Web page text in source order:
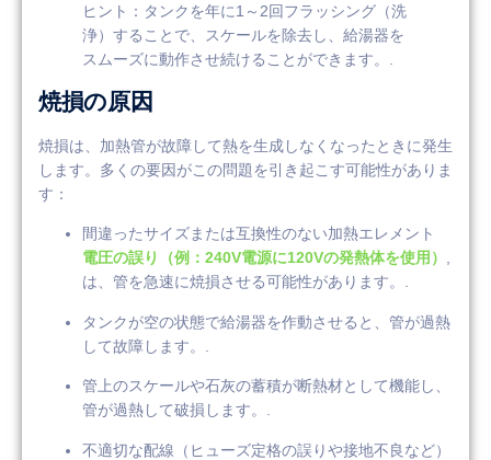
ヒント：タンクを年に1～2回フラッシング（洗
浄）することで、スケールを除去し、給湯器を
スムーズに動作させ続けることができます。.
焼損の原因
焼損は、加熱管が故障して熱を生成しなくなったときに発生
します。多くの要因がこの問題を引き起こす可能性がありま
す：
間違ったサイズまたは互換性のない加熱エレメント
電圧の誤り（例：240V電源に120Vの発熱体を使用） ,
は、管を急速に焼損させる可能性があります。.
タンクが空の状態で給湯器を作動させると、管が過熱
して故障します。.
管上のスケールや石灰の蓄積が断熱材として機能し、
管が過熱して破損します。.
不適切な配線（ヒューズ定格の誤りや接地不良など）